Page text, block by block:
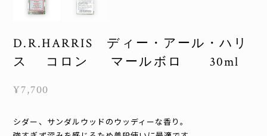
D.R.HARRIS ディー・アール・ハリ
ス コロン マールボロ 30ml
¥7,700
シダー、サンダルウッドのウッディーな香り。